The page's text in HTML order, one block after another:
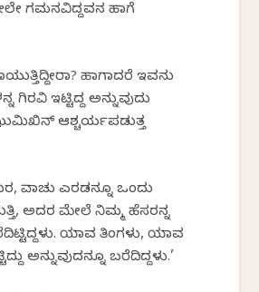
ಗಮನವಿದ್ದವನ ಹಾಗೆ
ಹಾಗಾದರೆ ಇವನು
ಗಿರವಿ ಇಟ್ಟಿದ್ದ ಅನ್ನುವುದು
ಆಶ್ಚರ್ಯಪಡುತ್ತ
ವಾಚು ಎರಡನ್ನೂ ಒಂದು
ಅದರ ಮೇಲೆ ನಿಮ್ಮ ಹೆಸರನ್ನ
ಯಾವ ತಿಂಗಳು, ಯಾವ
ಅನ್ನುವುದನ್ನೂ ಬರೆದಿದ್ದಳು.’